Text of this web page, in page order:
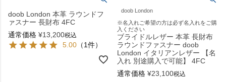
doob London 本革 ラウンドフ
ァスナー 長財布 4FC
通常価格 ¥13,200税込
5.00 （1件）
doob London
※名入れご希望の方は必ず名入れをご購
入ください
ブライドルレザー 本革 長財布
ラウンドファスナー doob
London イタリアンレザー 【名
入れ 別途購入で可能】 4FC
通常価格 ¥23,100税込